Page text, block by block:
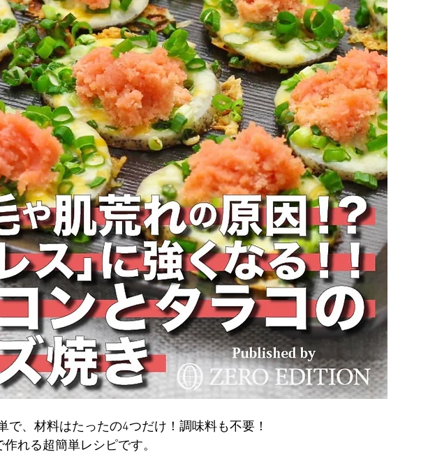
で、材料はたったの4つだけ！調味料も不要！
れる超簡単レシピです。